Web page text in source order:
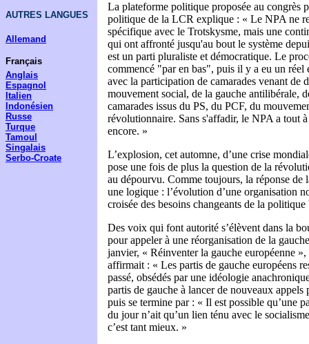
AUTRES LANGUES
Allemand
Français
Anglais
Espagnol
Italien
Indonésien
Russe
Turque
Tamoul
Singalais
Serbo-Croate
La plateforme politique proposée au congrès
politique de la LCR explique : « Le NPA ne
spécifique avec le Trotskysme, mais une
qui ont affronté jusqu'au bout le système
est un parti pluraliste et démocratique. Le
commencé "par en bas", puis il y a eu un réel
avec la participation de camarades venant de
mouvement social, de la gauche antilibérale,
camarades issus du PS, du PCF, du
révolutionnaire. Sans s'affadir, le NPA a tout
encore. »
L’explosion, cet automne, d’une crise
pose une fois de plus la question de la
au dépourvu. Comme toujours, la réponse de
une logique : l’évolution d’une organisation
croisée des besoins changeants de la politique
Des voix qui font autorité s’élèvent dans la
pour appeler à une réorganisation de la
janvier, « Réinventer la gauche européenne
affirmait : « Les partis de gauche européens
passé, obsédés par une idéologie
partis de gauche à lancer de nouveaux
puis se termine par : « Il est possible qu’une
du jour n’ait qu’un lien ténu avec le
c’est tant mieux. »